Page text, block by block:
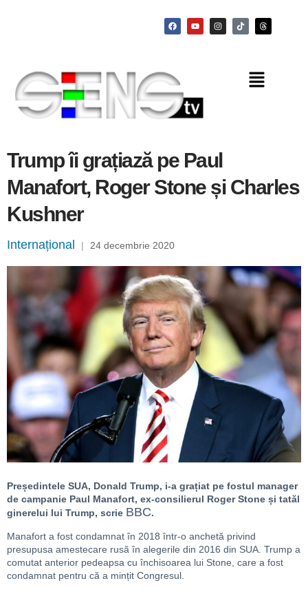
Trump îi grațiază pe Paul
Manafort, Roger Stone și Charles
Kushner
Internațional | 24 decembrie 2020
Președintele SUA, Donald Trump, i-a grațiat pe fostul manager
de campanie Paul Manafort, ex-consilierul Roger Stone și tatăl
ginerelui lui Trump, scrie BBC.
Manafort a fost condamnat în 2018 într-o anchetă privind
presupusa amestecare rusă în alegerile din 2016 din SUA. Trump a
comutat anterior pedeapsa cu închisoarea lui Stone, care a fost
condamnat pentru că a mințit Congresul.